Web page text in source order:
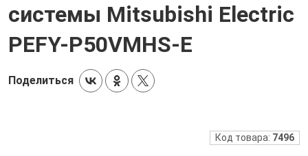
системы Mitsubishi Electric
PEFY-P50VMHS-E
Поделиться
Код товара: 7496